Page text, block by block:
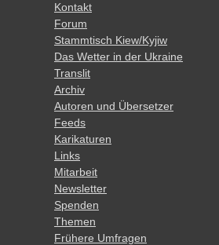
Kontakt
Forum
Stammtisch Kiew/Kyjiw
Das Wetter in der Ukraine
Translit
Archiv
Autoren und Übersetzer
Feeds
Karikaturen
Links
Mitarbeit
Newsletter
Spenden
Themen
Frühere Umfragen